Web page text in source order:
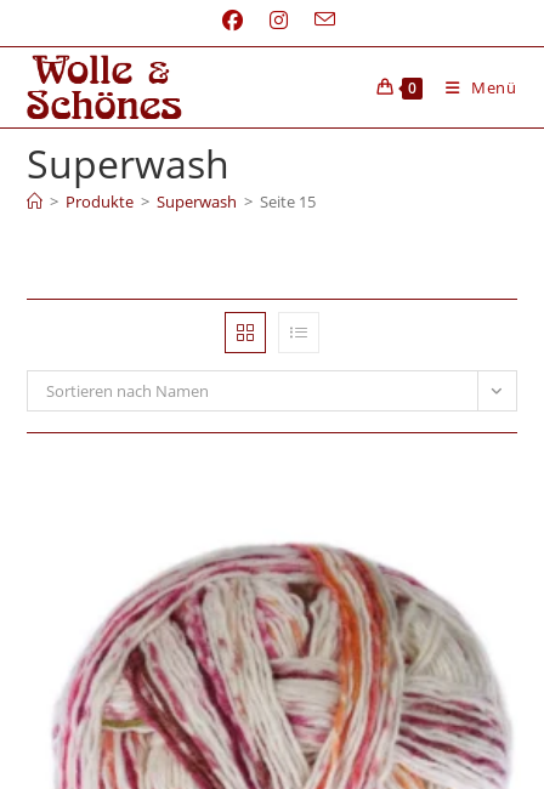
0 Menü
Superwash
> Produkte > Superwash > Seite 15
Sortieren nach Namen